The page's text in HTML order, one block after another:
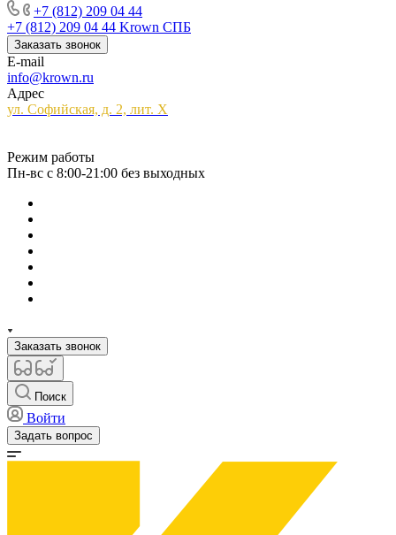
+7 (812) 209 04 44
+7 (812) 209 04 44 Krown СПБ
Заказать звонок
E-mail
info@krown.ru
Адрес
ул. Софийская, д. 2, лит. Х
Режим работы
Пн-вс с 8:00-21:00 без выходных
Заказать звонок
Поиск
Войти
Задать вопрос